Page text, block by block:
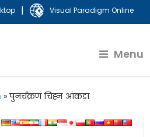
| Visual Paradigm Online
Menu
»पुनर्चक्रण चिह्न आंकड़ा